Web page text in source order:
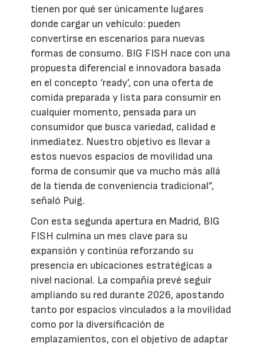
tienen por qué ser únicamente lugares
donde cargar un vehículo: pueden
convertirse en escenarios para nuevas
formas de consumo. BIG FISH nace con una
propuesta diferencial e innovadora basada
en el concepto ‘ready’, con una oferta de
comida preparada y lista para consumir en
cualquier momento, pensada para un
consumidor que busca variedad, calidad e
inmediatez. Nuestro objetivo es llevar a
estos nuevos espacios de movilidad una
forma de consumir que va mucho más allá
de la tienda de conveniencia tradicional”,
señaló Puig.
Con esta segunda apertura en Madrid, BIG
FISH culmina un mes clave para su
expansión y continúa reforzando su
presencia en ubicaciones estratégicas a
nivel nacional. La compañía prevé seguir
ampliando su red durante 2026, apostando
tanto por espacios vinculados a la movilidad
como por la diversificación de
emplazamientos, con el objetivo de adaptar